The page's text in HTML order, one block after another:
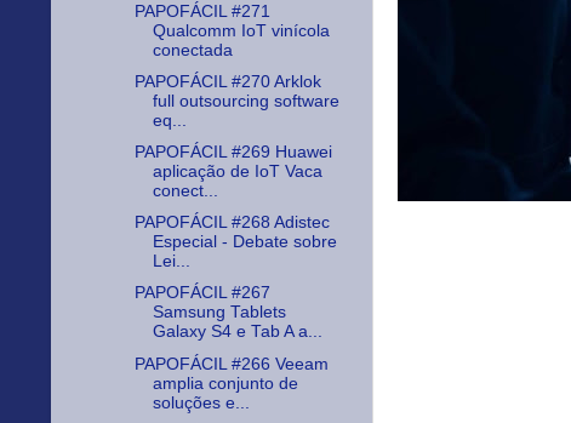
PAPOFÁCIL #271
Qualcomm IoT vinícola
conectada
PAPOFÁCIL #270 Arklok
full outsourcing software
eq...
PAPOFÁCIL #269 Huawei
aplicação de IoT Vaca
conect...
PAPOFÁCIL #268 Adistec
Especial - Debate sobre
Lei...
PAPOFÁCIL #267
Samsung Tablets
Galaxy S4 e Tab A a...
PAPOFÁCIL #266 Veeam
amplia conjunto de
soluções e...